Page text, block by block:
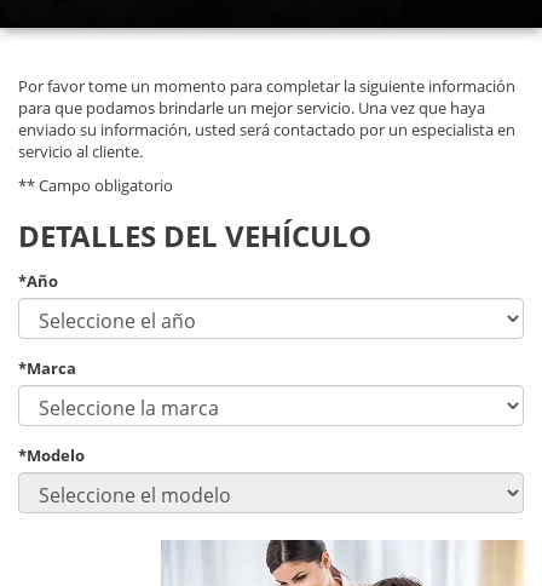
Por favor tome un momento para completar la siguiente información
para que podamos brindarle un mejor servicio. Una vez que haya
enviado su información, usted será contactado por un especialista en
servicio al cliente.
** Campo obligatorio
DETALLES DEL VEHÍCULO
*Año
*Marca
*Modelo